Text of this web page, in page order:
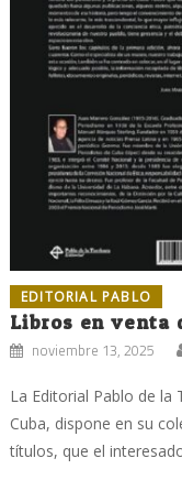
EDITORIAL PABLO
Libros en venta
noviembre 13, 2025
La Editorial Pablo de la
Cuba, dispone en su
títulos, que el